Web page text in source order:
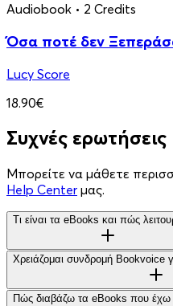
Audiobook • 2 Credits
Όσα ποτέ δεν
Lucy Score
18.90€
Συχνές ερωτήσεις
Μπορείτε να μάθετε
Help Center μας.
Τι είναι τα eBooks και πώς
Χρειάζομαι συνδρομή Bookvoice
Πώς διαβάζω τα eBooks που έχω